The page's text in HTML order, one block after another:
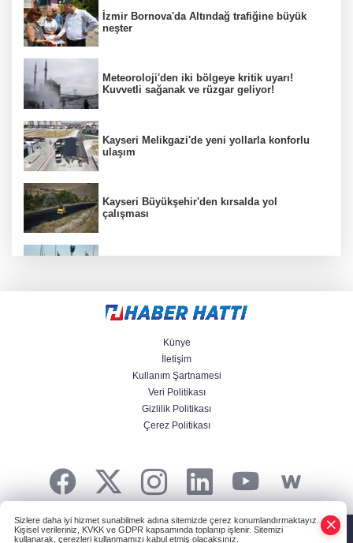
İzmir Bornova'da Altındağ trafiğine büyük
neşter
Meteoroloji'den iki bölgeye kritik uyarı!
Kuvvetli sağanak ve rüzgar geliyor!
Kayseri Melikgazi'de yeni yollarla konforlu
ulaşım
Kayseri Büyükşehir'den kırsalda yol
çalışması
şüpheliden 9'u tutuklandı
Avusturya Şansölyesi Stocker, Türkiye’ye
Künye
İletişim
Kullanım Şartnamesi
Veri Politikası
Gizlilik Politikası
Çerez Politikası
HABER YAZILIMIve TURKTICARET.NET projesidir Copyright© 2006-2026
Tüm hakları saklıdır.
Sizlere daha iyi hizmet sunabilmek adına sitemizde çerez konumlandırmaktayız.
Kişisel verileriniz, KVKK ve GDPR kapsamında toplanıp işlenir. Sitemizi
kullanarak, çerezleri kullanmamızı kabul etmiş olacaksınız.